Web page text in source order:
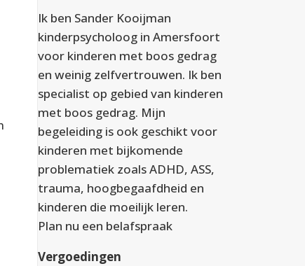
Ik ben Sander Kooijman
kinderpsycholoog in Amersfoort
voor kinderen met boos gedrag
en weinig zelfvertrouwen. Ik ben
specialist op gebied van kinderen
met boos gedrag. Mijn
begeleiding is ook geschikt voor
kinderen met bijkomende
problematiek zoals ADHD, ASS,
trauma, hoogbegaafdheid en
kinderen die moeilijk leren.
Plan nu een belafspraak
Vergoedingen